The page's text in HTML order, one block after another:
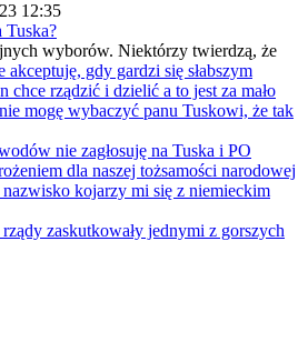
12:35
Tuska?
wyborów. Niektórzy twierdzą, że
gdy gardzi się słabszym
chce rządzić i dzielić a to jest za mało
mogę wybaczyć panu Tuskowi, że tak
nie zagłosuję na Tuska i PO
dla naszej tożsamości narodowej
kojarzy mi się z niemieckim
zaskutkowały jednymi z gorszych